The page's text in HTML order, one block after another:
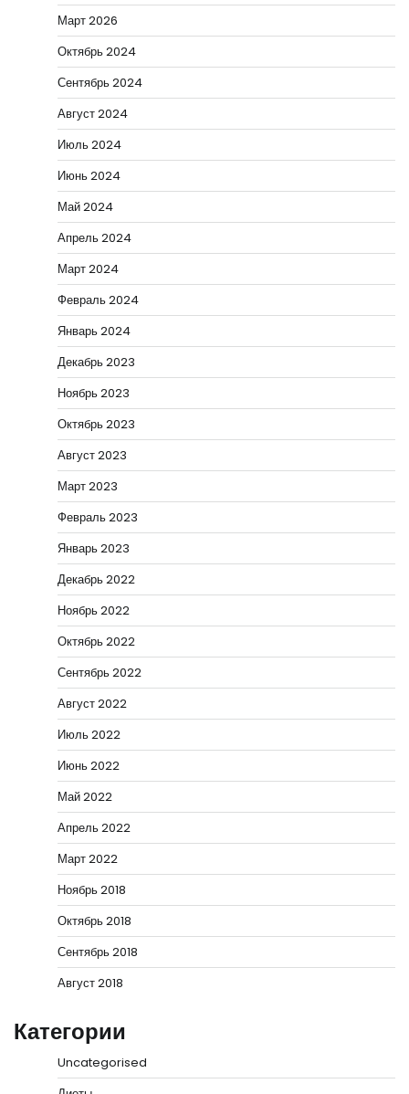
Март 2026
Октябрь 2024
Сентябрь 2024
Август 2024
Июль 2024
Июнь 2024
Май 2024
Апрель 2024
Март 2024
Февраль 2024
Январь 2024
Декабрь 2023
Ноябрь 2023
Октябрь 2023
Август 2023
Март 2023
Февраль 2023
Январь 2023
Декабрь 2022
Ноябрь 2022
Октябрь 2022
Сентябрь 2022
Август 2022
Июль 2022
Июнь 2022
Май 2022
Апрель 2022
Март 2022
Ноябрь 2018
Октябрь 2018
Сентябрь 2018
Август 2018
Категории
Uncategorised